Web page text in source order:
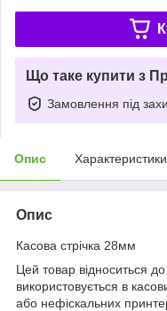
Що таке купити з
Замовлення під
Опис Характеристики
Опис
Касова стрічка 28мм
Цей товар відноситься до
використовується в
або нефіскальних